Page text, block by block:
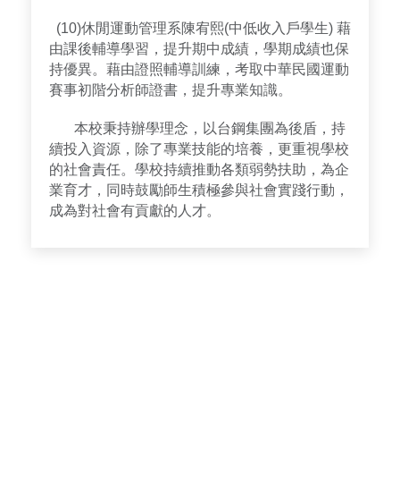
(10)休閒運動管理系陳宥熙(中低收入戶學生) 藉
由課後輔導學習，提升期中成績，學期成績也保
持優異。藉由證照輔導訓練，考取中華民國運動
賽事初階分析師證書，提升專業知識。
本校秉持辦學理念，以台鋼集團為後盾，持
續投入資源，除了專業技能的培養，更重視學校
的社會責任。學校持續推動各類弱勢扶助，為企
業育才，同時鼓勵師生積極參與社會實踐行動，
成為對社會有貢獻的人才。